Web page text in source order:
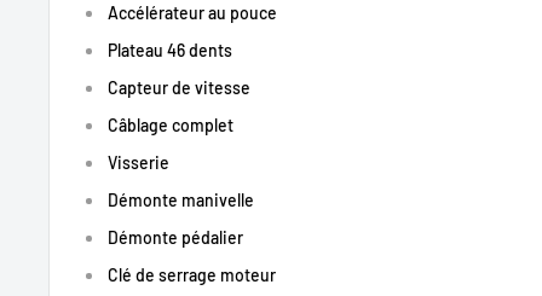
Accélérateur au pouce
Plateau 46 dents
Capteur de vitesse
Câblage complet
Visserie
Démonte manivelle
Démonte pédalier
Clé de serrage moteur